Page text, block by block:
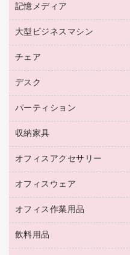
プリンタ用リボン
トナーカートリッジ
コピートナー
インクカートリッジ
ラベル用紙
プロッター用紙
ハガキ用紙
その他コピー用紙・プリ
コピー用紙
マウスパッド
マウス
パソコンバッグ／収納用品
ネットワーク／ＬＡＮ機
ネットワーク／ＬＡＮア
セキュリティ用品
ＵＳＢハブ／ＵＳＢアク
ＯＡフィルター
ＯＡクリーナー／エアダ
電話機
レーザープリンタ／複合機
メモリーカード
プロジェクタ
ファクシミリ
デジタルカメラ
スキャナー
コピー機
記憶メディア
ブルーレイディスク
ＣＤ－ＲＷ
ＣＤ－Ｒ
メディア収納用品
大型ビジネスマシン
プリンタ
チェア
応接イス・ベンチ
オフィスチェア
デスク
ミーティングテーブル
デスク
カウンター
パーティション
ホワイトボード・黒板
収納家具
保管庫・書庫
ロッカー・下駄箱
その他収納
オフィスアクセサリー
オフィスアクセサリー
オフィスウェア
医療・介護・ワーキング
ブラウス・シャツ
アウター
オフィス作業用品
養生用品
飲料用品